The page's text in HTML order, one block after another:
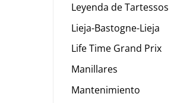
Leyenda de Tartessos
Lieja-Bastogne-Lieja
Life Time Grand Prix
Manillares
Mantenimiento